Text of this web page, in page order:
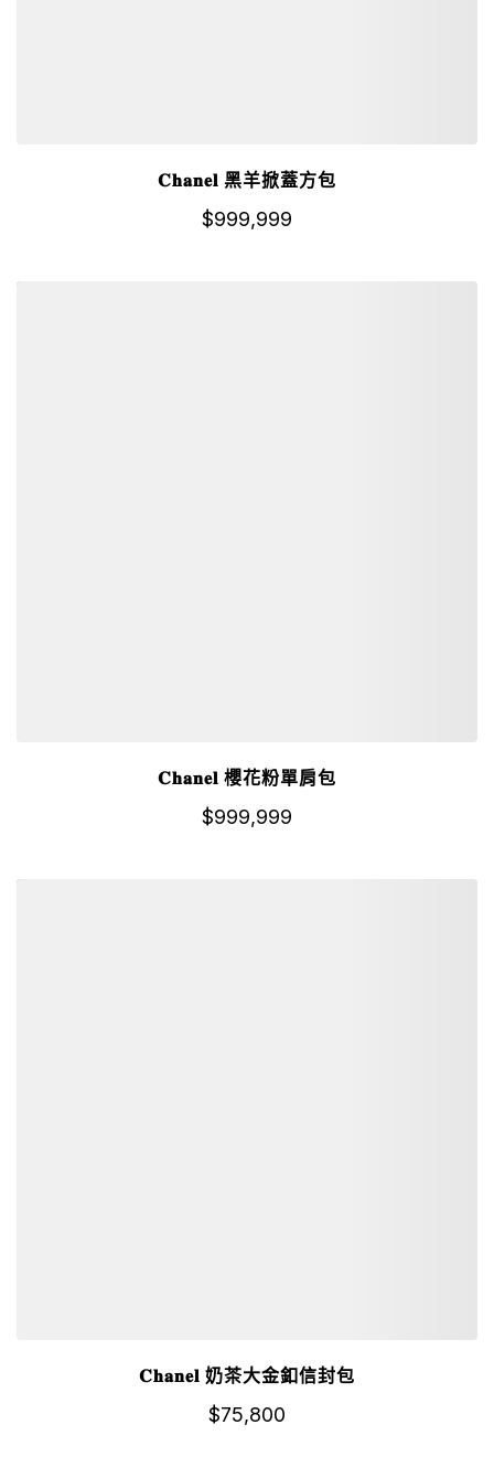
𝐂𝐡𝐚𝐧𝐞𝐥 黑羊掀蓋方包
$999,999
𝐂𝐡𝐚𝐧𝐞𝐥 櫻花粉單肩包
$999,999
𝐂𝐡𝐚𝐧𝐞𝐥 奶茶大金釦信封包
$75,800